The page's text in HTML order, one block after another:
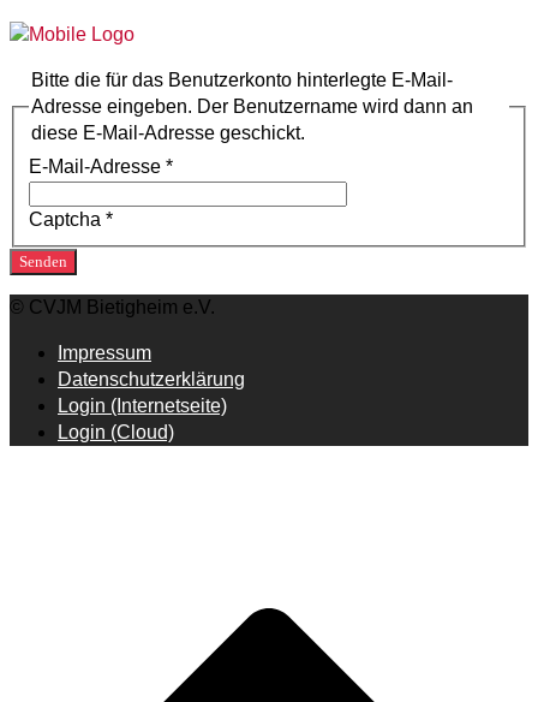
Bitte die für das Benutzerkonto hinterlegte E-Mail-
Adresse eingeben. Der Benutzername wird dann an
diese E-Mail-Adresse geschickt.
E-Mail-Adresse *
Captcha *
Senden
© CVJM Bietigheim e.V.
Impressum
Datenschutzerklärung
Login (Internetseite)
Login (Cloud)